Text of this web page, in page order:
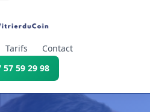
Tarifs
Contact
57 59 29 98